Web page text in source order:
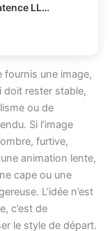
Comment réduire la latence LLM et les coûts en production ?
une image,
doit rester stable,
ou de
Si l’image
furtive,
animation lente,
cape ou une
L’idée n’est
c’est de
le style de départ.